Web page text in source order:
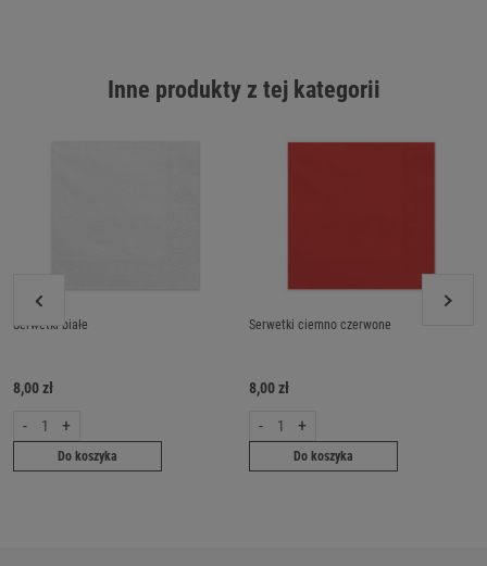
Inne produkty z tej kategorii
Serwetki białe
8,00 zł
- +
Do koszyka
Serwetki ciemno czerwone
8,00 zł
- +
Do koszyka